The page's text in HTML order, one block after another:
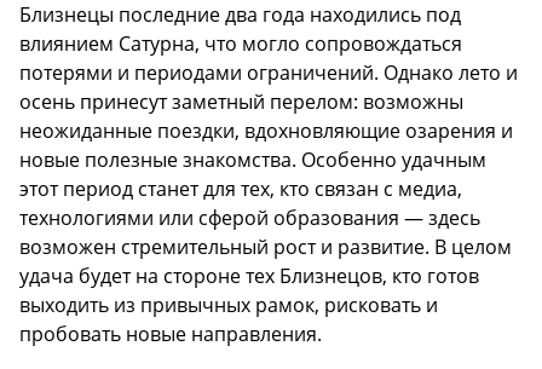
Близнецы последние два года находились под
влиянием Сатурна, что могло сопровождаться
потерями и периодами ограничений. Однако лето и
осень принесут заметный перелом: возможны
неожиданные поездки, вдохновляющие озарения и
новые полезные знакомства. Особенно удачным
этот период станет для тех, кто связан с медиа,
технологиями или сферой образования — здесь
возможен стремительный рост и развитие. В целом
удача будет на стороне тех Близнецов, кто готов
выходить из привычных рамок, рисковать и
пробовать новые направления.